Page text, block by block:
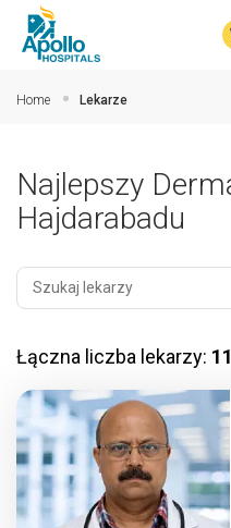
Home Lekarze
Najlepszy
Hajdarabadu
Łączna liczba lekarzy: 11